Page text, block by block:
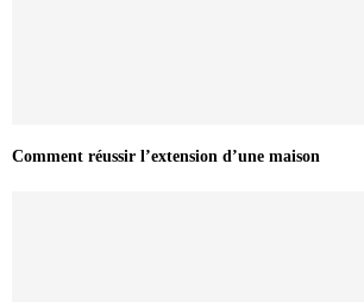
Comment réussir l’extension d’une maison